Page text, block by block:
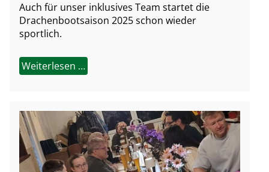
Auch für unser inklusives Team startet die
Drachenbootsaison 2025 schon wieder
sportlich.
Weiterlesen …